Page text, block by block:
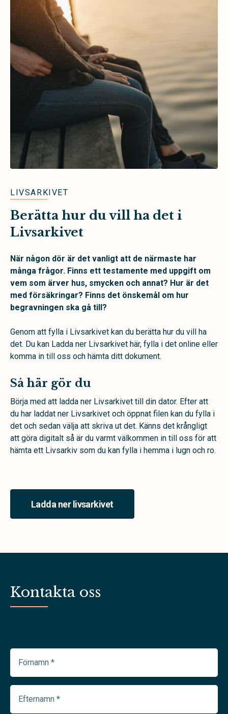
LIVSARKIVET
Berätta hur du vill ha det i
Livsarkivet
När någon dör är det vanligt att de närmaste har
många frågor. Finns ett testamente med uppgift om
vem som ärver hus, smycken och annat? Hur är det
med försäkringar? Finns det önskemål om hur
begravningen ska gå till?
Genom att fylla i Livsarkivet kan du berätta hur du vill ha
det. Du kan Ladda ner Livsarkivet här, fylla i det online eller
komma in till oss och hämta ditt dokument.
Så här gör du
Börja med att ladda ner Livsarkivet till din dator. Efter att
du har laddat ner Livsarkivet och öppnat filen kan du fylla i
det och sedan välja att skriva ut det. Känns det krångligt
att göra digitalt så är du varmt välkommen in till oss för att
hämta ett Livsarkiv som du kan fylla i hemma i lugn och ro.
Ladda ner livsarkivet
Kontakta oss
(Required)
(Required)